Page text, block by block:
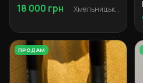
18 000 грн Хмельницький
ПРОДАМ